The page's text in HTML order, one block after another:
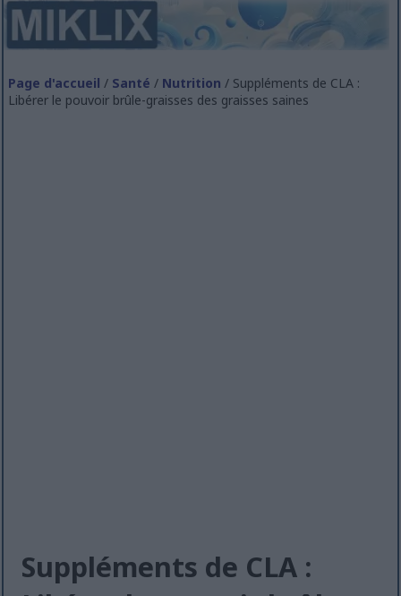
Page d'accueil / Santé / Nutrition / Suppléments de CLA :
Libérer le pouvoir brûle-graisses des graisses saines
Suppléments de CLA :